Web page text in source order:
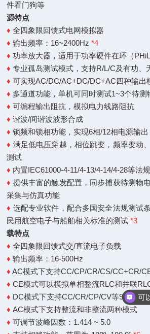
件看门狗等
源特点
♦全四象限回馈式电网模拟器
♦输出频率：16~2400Hz*4
♦功率放大器，适用于功率硬件在环（
♦专业孤岛测试模式，支持R/L/C及有功、
♦可实现AC/DC/AC+DC/DC+AC四种输出
♦ 多通道功能，单机可同时测试1~3个待
♦可编程输出阻抗，模拟电力线路阻抗
♦谐波/间谐波波形合成
♦锁频和锁相功能，实现6相/12相电源输出
♦ 满足低电压穿越，相位跳变，频率变动
测试
♦ 内置IEC61000-4-11/4-13/4-14/4-28等法
♦ 提供丰富的触发配置，同步捕获待测物
采集与仿真功能
♦ 选配专业软件，配合多国安全法规测试
民用航空电子与船舶相关标准的测试 *3
载特点
♦全四象限回馈式交/直流电子负载
♦输出频率：16-500Hz
♦AC模式下支持CC/CP/CR/CS/CC+CR/
♦CE模式可以模拟单相整流RLC和并联
♦ DC模式下支持CC/CR/CP/CV等9种工作
♦AC模式下支持整流和非整流两种模式
♦可调节波峰因数：1.414 ~ 5.0